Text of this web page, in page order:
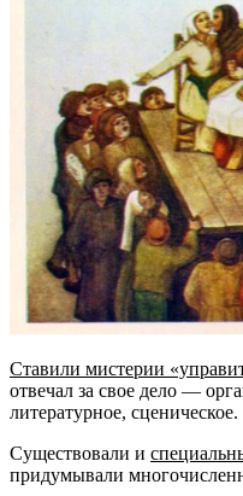
Ставили мистерии
отвечал за свое дело —
литературное, сценическое.
Существовали и
придумывали